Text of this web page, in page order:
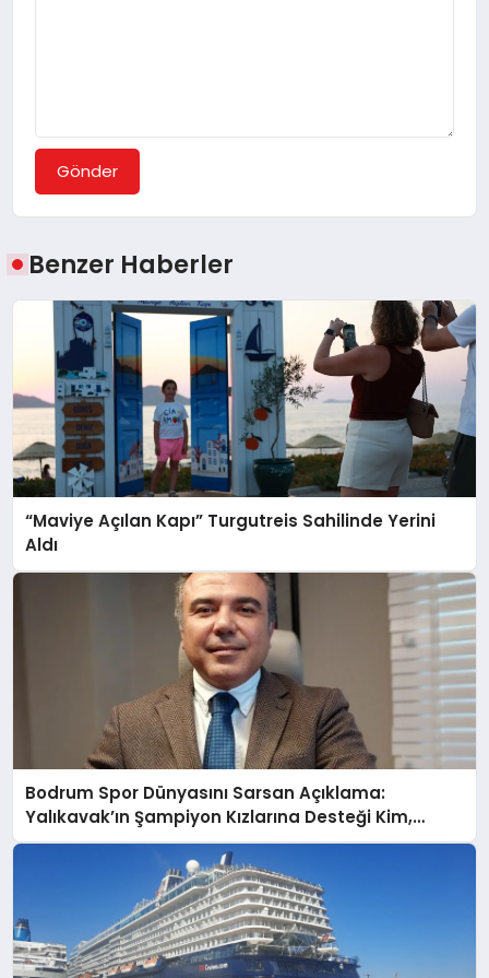
Gönder
Benzer Haberler
“Maviye Açılan Kapı” Turgutreis Sahilinde Yerini
Aldı
Bodrum Spor Dünyasını Sarsan Açıklama:
Yalıkavak’ın Şampiyon Kızlarına Desteği Kim,
Neden Kesti?